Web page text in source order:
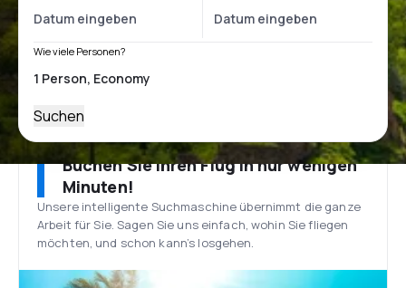
Wie viele Personen?
Suchen
Buchen Sie Ihren Flug in nur wenigen
Minuten!
Unsere intelligente Suchmaschine übernimmt die ganze
Arbeit für Sie. Sagen Sie uns einfach, wohin Sie fliegen
möchten, und schon kann’s losgehen.